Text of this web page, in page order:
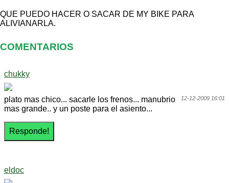
QUE PUEDO HACER O SACAR DE MY BIKE PARA
ALIVIANARLA.
COMENTARIOS
chukky
12-12-2009 16:01
plato mas chico... sacarle los frenos... manubrio
mas grande.. y un poste para el asiento...
eldoc